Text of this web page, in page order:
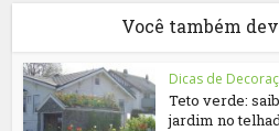
Você também
Dicas de
Teto verde:
jardim no